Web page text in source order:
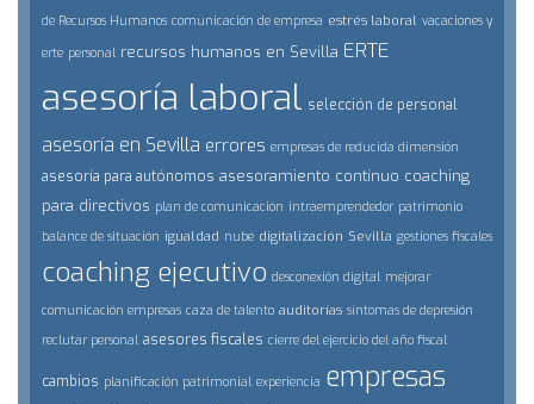
de Recursos Humanos comunicación de empresa estrés laboral vacaciones y
erte personal recursos humanos en Sevilla ERTE
asesoría laboral selección de personal
asesoría en Sevilla errores empresas de reducida dimensión
asesoría para autónomos asesoramiento continuo coaching
para directivos plan de comunicación intraemprendedor patrimonio
balance de situación igualdad nube digitalización Sevilla gestiones fiscales
coaching ejecutivo desconexión digital mejorar
comunicación empresas caza de talento auditorías síntomas de depresión
reclutar personal asesores fiscales cierre del ejercicio del año fiscal
cambios planificación patrimonial experiencia empresas